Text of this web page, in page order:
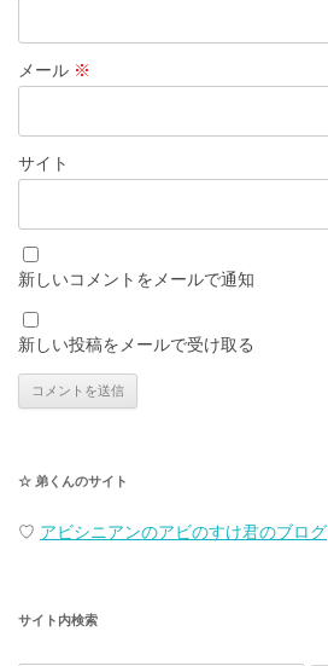
メール ※
サイト
新しいコメントをメールで通知
新しい投稿をメールで受け取る
☆ 弟くんのサイト
♡ アビシニアンのアビのすけ君のブログ
サイト内検索